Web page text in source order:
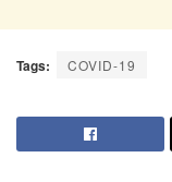
Tags: COVID-19